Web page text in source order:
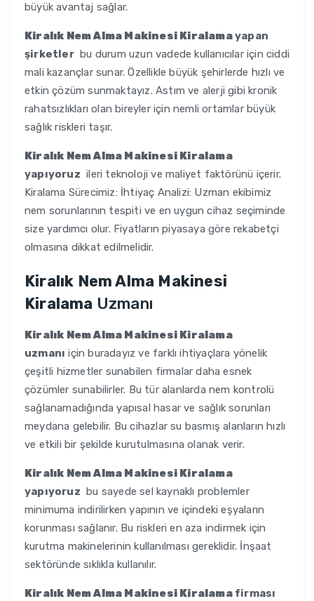
büyük avantaj sağlar.
Kiralık Nem Alma Makinesi Kiralamayapan
şirketlerbu durum uzun vadede kullanıcılar için ciddi
mali kazançlar sunar. Özellikle büyük şehirlerde hızlı ve
etkin çözüm sunmaktayız. Astım ve alerji gibi kronik
rahatsızlıkları olan bireyler için nemli ortamlar büyük
sağlık riskleri taşır.
Kiralık Nem Alma Makinesi Kiralama
yapıyoruz ileri teknoloji ve maliyet faktörünü içerir.
Kiralama Sürecimiz: İhtiyaç Analizi: Uzman ekibimiz
nem sorunlarının tespiti ve en uygun cihaz seçiminde
size yardımcı olur. Fiyatların piyasaya göre rekabetçi
olmasına dikkat edilmelidir.
Kiralık Nem Alma Makinesi
Kiralama Uzmanı
Kiralık Nem Alma Makinesi Kiralama
uzmanı için buradayız ve farklı ihtiyaçlara yönelik
çeşitli hizmetler sunabilen firmalar daha esnek
çözümler sunabilirler. Bu tür alanlarda nem kontrolü
sağlanamadığında yapısal hasar ve sağlık sorunları
meydana gelebilir. Bu cihazlar su basmış alanların hızlı
ve etkili bir şekilde kurutulmasına olanak verir.
Kiralık Nem Alma Makinesi Kiralama
yapıyoruz bu sayede sel kaynaklı problemler
minimuma indirilirken yapının ve içindeki eşyaların
korunması sağlanır. Bu riskleri en aza indirmek için
kurutma makinelerinin kullanılması gereklidir. İnşaat
sektöründe sıklıkla kullanılır.
Kiralık Nem Alma Makinesi Kiralamafirması